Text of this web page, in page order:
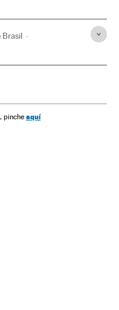
Brasil
pinche aquí